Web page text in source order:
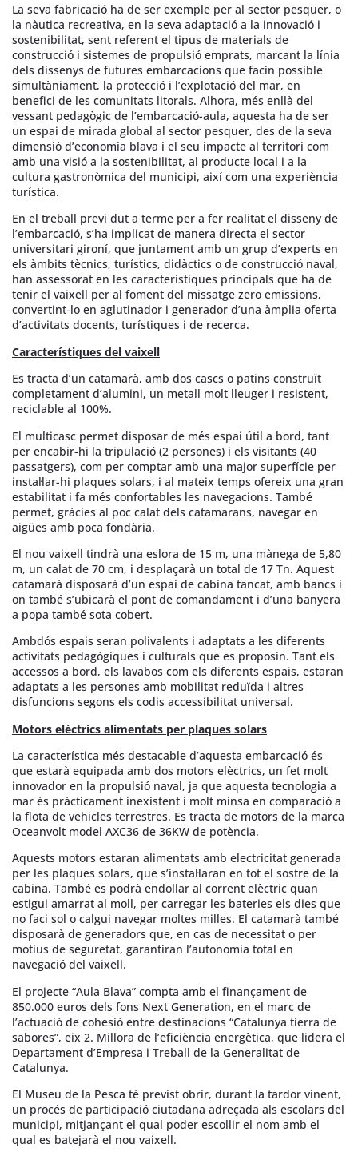
La seva fabricació ha de ser exemple per al sector pesquer, o
la nàutica recreativa, en la seva adaptació a la innovació i
sostenibilitat, sent referent el tipus de materials de
construcció i sistemes de propulsió emprats, marcant la línia
dels dissenys de futures embarcacions que facin possible
simultàniament, la protecció i l’explotació del mar, en
benefici de les comunitats litorals. Alhora, més enllà del
vessant pedagògic de l’embarcació-aula, aquesta ha de ser
un espai de mirada global al sector pesquer, des de la seva
dimensió d’economia blava i el seu impacte al territori com
amb una visió a la sostenibilitat, al producte local i a la
cultura gastronòmica del municipi, així com una experiència
turística.
En el treball previ dut a terme per a fer realitat el disseny de
l’embarcació, s’ha implicat de manera directa el sector
universitari gironí, que juntament amb un grup d’experts en
els àmbits tècnics, turístics, didàctics o de construcció naval,
han assessorat en les característiques principals que ha de
tenir el vaixell per al foment del missatge zero emissions,
convertint-lo en aglutinador i generador d’una àmplia oferta
d’activitats docents, turístiques i de recerca.
Característiques del vaixell
Es tracta d’un catamarà, amb dos cascs o patins construït
completament d’alumini, un metall molt lleuger i resistent,
reciclable al 100%.
El multicasc permet disposar de més espai útil a bord, tant
per encabir-hi la tripulació (2 persones) i els visitants (40
passatgers), com per comptar amb una major superfície per
instal·lar-hi plaques solars, i al mateix temps ofereix una gran
estabilitat i fa més confortables les navegacions. També
permet, gràcies al poc calat dels catamarans, navegar en
aigües amb poca fondària.
El nou vaixell tindrà una eslora de 15 m, una mànega de 5,80
m, un calat de 70 cm, i desplaçarà un total de 17 Tn. Aquest
catamarà disposarà d’un espai de cabina tancat, amb bancs i
on també s’ubicarà el pont de comandament i d’una banyera
a popa també sota cobert.
Ambdós espais seran polivalents i adaptats a les diferents
activitats pedagògiques i culturals que es proposin. Tant els
accessos a bord, els lavabos com els diferents espais, estaran
adaptats a les persones amb mobilitat reduïda i altres
disfuncions segons els codis accessibilitat universal.
Motors elèctrics alimentats per plaques solars
La característica més destacable d’aquesta embarcació és
que estarà equipada amb dos motors elèctrics, un fet molt
innovador en la propulsió naval, ja que aquesta tecnologia a
mar és pràcticament inexistent i molt minsa en comparació a
la flota de vehicles terrestres. Es tracta de motors de la marca
Oceanvolt model AXC36 de 36KW de potència.
Aquests motors estaran alimentats amb electricitat generada
per les plaques solars, que s’instal·laran en tot el sostre de la
cabina. També es podrà endollar al corrent elèctric quan
estigui amarrat al moll, per carregar les bateries els dies que
no faci sol o calgui navegar moltes milles. El catamarà també
disposarà de generadors que, en cas de necessitat o per
motius de seguretat, garantiran l’autonomia total en
navegació del vaixell.
El projecte “Aula Blava” compta amb el finançament de
850.000 euros dels fons Next Generation, en el marc de
l’actuació de cohesió entre destinacions “Catalunya tierra de
sabores”, eix 2. Millora de l’eficiència energètica, que lidera el
Departament d’Empresa i Treball de la Generalitat de
Catalunya.
El Museu de la Pesca té previst obrir, durant la tardor vinent,
un procés de participació ciutadana adreçada als escolars del
municipi, mitjançant el qual poder escollir el nom amb el
qual es batejarà el nou vaixell.